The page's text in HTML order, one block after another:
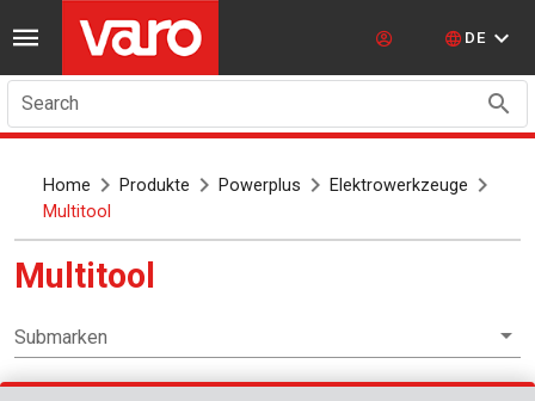
DE
Search
Home Produkte Powerplus
Elektrowerkzeuge
Multitool
Multitool
Submarken